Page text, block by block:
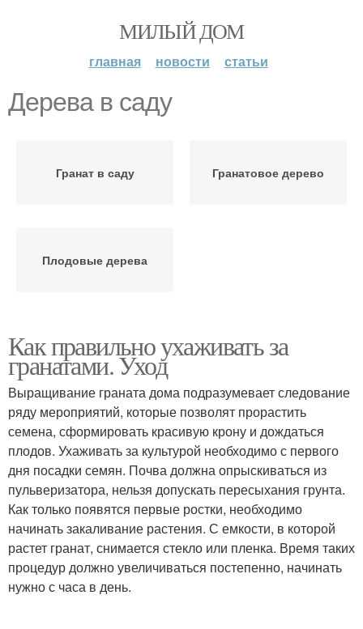
МИЛЫЙ ДОМ
главная новости статьи
Дерева в саду
Гранат в саду Гранатовое дерево
Плодовые дерева
Как правильно ухаживать за
гранатами. Уход
Выращивание граната дома подразумевает следование
ряду мероприятий, которые позволят прорастить
семена, сформировать красивую крону и дождаться
плодов. Ухаживать за культурой необходимо с первого
дня посадки семян. Почва должна опрыскиваться из
пульверизатора, нельзя допускать пересыхания грунта.
Как только появятся первые ростки, необходимо
начинать закаливание растения. С емкости, в которой
растет гранат, снимается стекло или пленка. Время таких
процедур должно увеличиваться постепенно, начинать
нужно с часа в день.